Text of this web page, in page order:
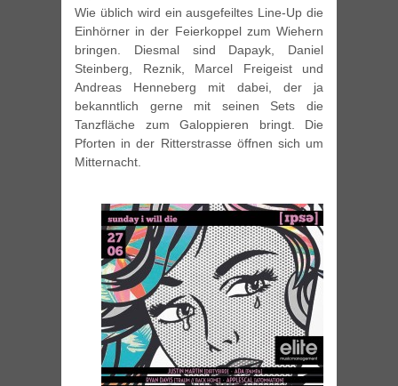
Wie üblich wird ein ausgefeiltes Line-Up die
Einhörner in der Feierkoppel zum Wiehern
bringen. Diesmal sind Dapayk, Daniel
Steinberg, Reznik, Marcel Freigeist und
Andreas Henneberg mit dabei, der ja
bekanntlich gerne mit seinen Sets die
Tanzfläche zum Galoppieren bringt. Die
Pforten in der Ritterstrasse öffnen sich um
Mitternacht.